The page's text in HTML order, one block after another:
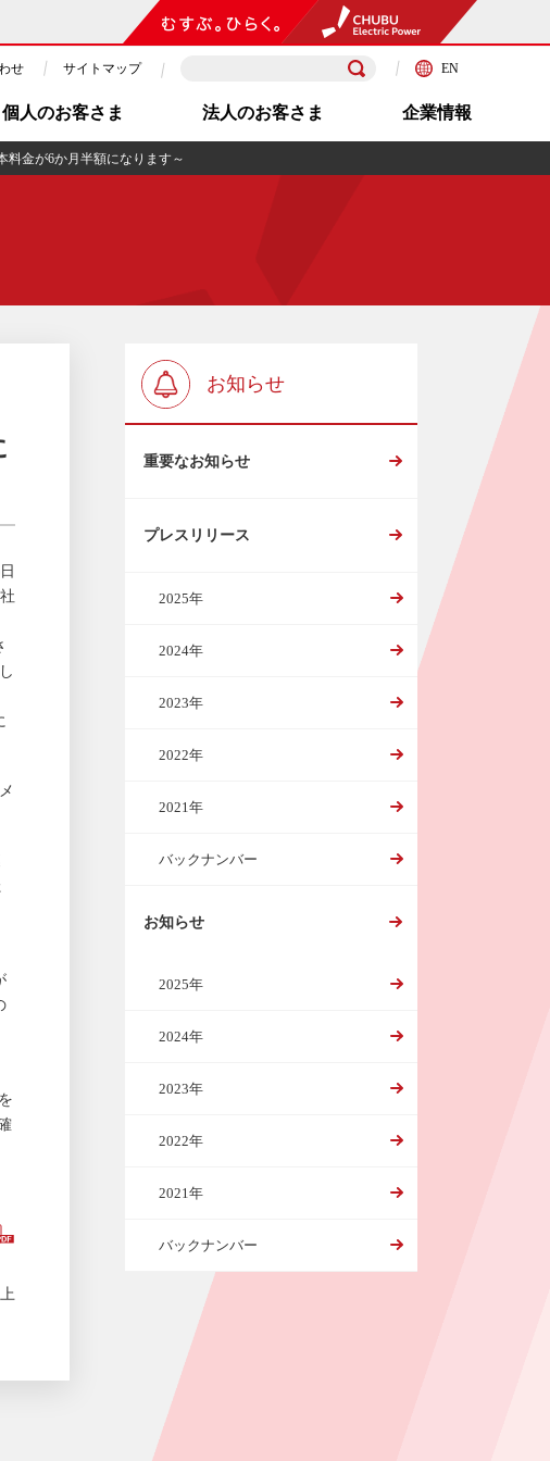
個人のお客さま 法人のお客さま 企業情報
せ サイトマップ EN
料金が6か月半額になります～
お知らせ
重要なお知らせ
プレスリリース
2025年
2024年
2023年
2022年
2021年
バックナンバー
お知らせ
2025年
2024年
2023年
2022年
2021年
バックナンバー